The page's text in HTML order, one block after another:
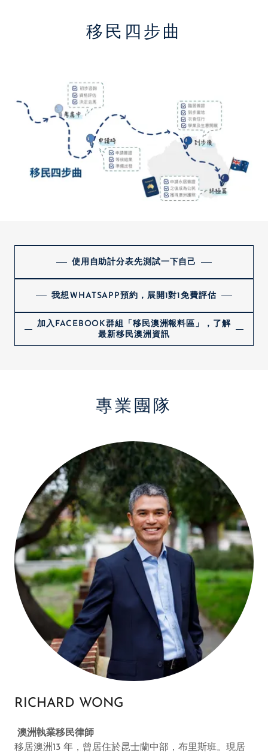
移民四步曲
使用自助計分表先測試一下自己
我想ＷHATSAPP預約，展開1對1免費評估
加入FACEBOOK群組「移民澳洲報料區」，了解
最新移民澳洲資訊
專業團隊
RICHARD WONG
澳洲執業移民律師
移居澳洲13 年，曾居住於昆士蘭中部，布里斯班。現居